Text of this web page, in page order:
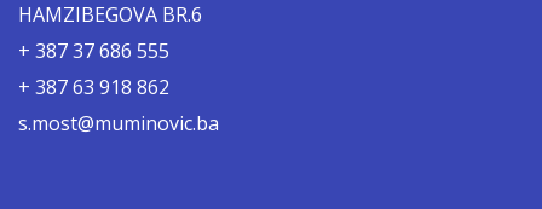
HAMZIBEGOVA BR.6
+ 387 37 686 555
+ 387 63 918 862
s.most@muminovic.ba